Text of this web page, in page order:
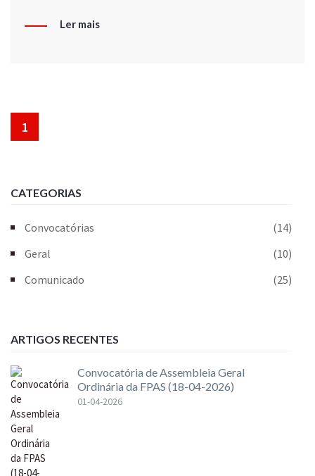
Ler mais
1
CATEGORIAS
Convocatórias
(14)
Geral
(10)
Comunicado
(25)
ARTIGOS RECENTES
Convocatória de Assembleia Geral
Ordinária da FPAS (18-04-2026)
01-04-2026